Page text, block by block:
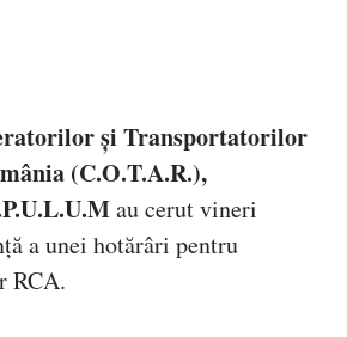
și Transportatorilor
(C.O.T.A.R.),
au cerut vineri
a unei hotărâri pentru
RCA.